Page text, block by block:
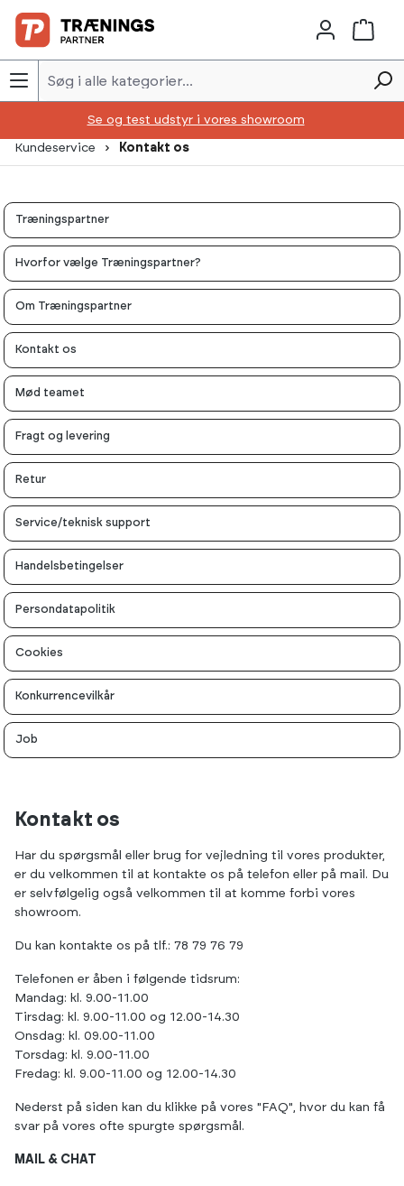
Skip to main content
Se og test udstyr i vores showroom
Kundeservice Kontakt os
Træningspartner
Hvorfor vælge Træningspartner?
Om Træningspartner
Kontakt os
Mød teamet
Fragt og levering
Retur
Service/teknisk support
Handelsbetingelser
Persondatapolitik
Cookies
Konkurrencevilkår
Job
Kontakt os
Har du spørgsmål eller brug for vejledning til vores produkter,
er du velkommen til at kontakte os på telefon eller på mail. Du
er selvfølgelig også velkommen til at komme forbi vores
showroom.
Du kan kontakte os på tlf.: 78 79 76 79
Telefonen er åben i følgende tidsrum:
Mandag: kl. 9.00-11.00
Tirsdag: kl. 9.00-11.00 og 12.00-14.30
Onsdag: kl. 09.00-11.00
Torsdag: kl. 9.00-11.00
Fredag: kl. 9.00-11.00 og 12.00-14.30
Nederst på siden kan du klikke på vores "FAQ", hvor du kan få
svar på vores ofte spurgte spørgsmål.
MAIL & CHAT